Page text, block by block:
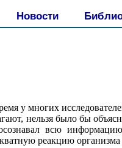
Новости
у многих
нельзя было бы
всю
реакцию